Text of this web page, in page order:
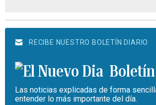
RECIBE NUESTRO BOLETÍN DIARIO
Las noticias explicadas de forma
entender lo más importante del día.